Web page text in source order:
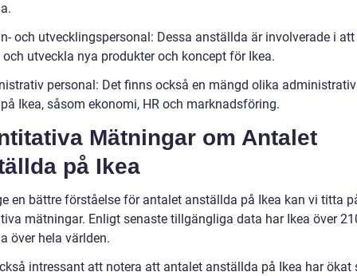
och utvecklingspersonal: Dessa anställda är involverade i att
utveckla nya produkter och koncept för Ikea.
personal: Det finns också en mängd olika
Ikea, såsom ekonomi, HR och marknadsföring.
Mätningar om Antalet
på Ikea
en bättre förståelse för antalet anställda på Ikea kan vi titta
mätningar. Enligt senaste tillgängliga data har Ikea över
över hela världen.
intressant att notera att antalet anställda på Ikea har ökat